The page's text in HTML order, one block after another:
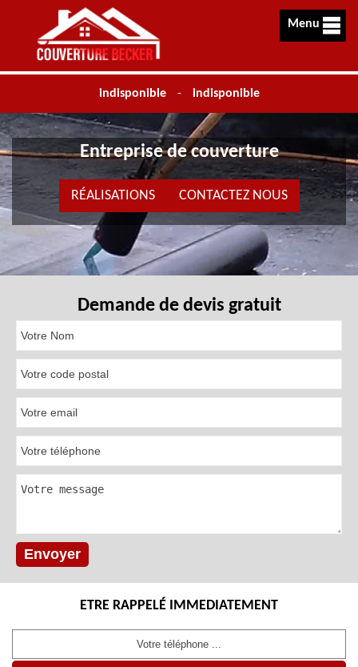
Menu
indisponible - indisponible
Entreprise de couverture
RÉALISATIONS CONTACTEZ NOUS
Demande de devis gratuit
ETRE RAPPELÉ IMMEDIATEMENT